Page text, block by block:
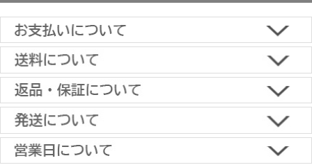
アームタイプ（上下左右角度調節）中型（およそ26-50
型）
アームタイプ（上下左右角度調節）大型（およそ50-65
型）
アームタイプ（上下左右角度調節）超大型（およそ65型以
上）
上下角度調節 小型(およそ12-26インチ)
■下記よりお選びいただけます。
クレジットカード決済、代金引換、楽天ペイ、郵便振替、銀行振
込、スコア後払い、コンビニ決済、PayPayオンライン決済
【返品・キャンセルについて】
原則として返品は受け付けておりません。
金具に関しては、条件を満たしている場合は返品をお受けいたしま
す。
土日祝日も当日出荷いたします